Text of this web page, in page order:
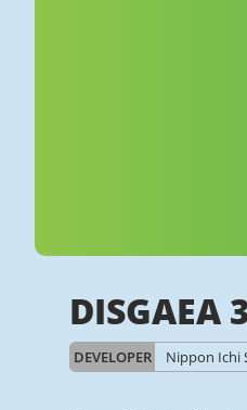
DISGAEA
DEVELOPER Nippon Ichi